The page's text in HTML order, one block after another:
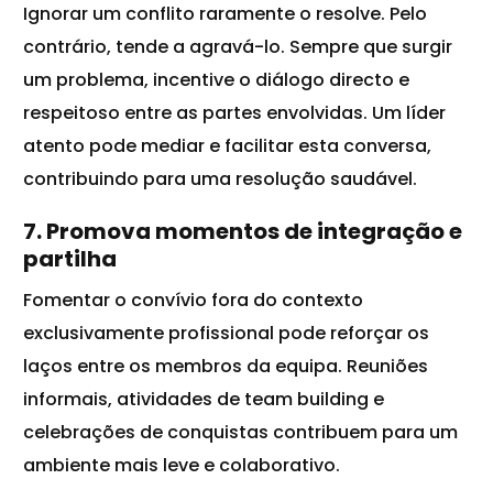
Ignorar um conflito raramente o resolve. Pelo
contrário, tende a agravá-lo. Sempre que surgir
um problema, incentive o diálogo directo e
respeitoso entre as partes envolvidas. Um líder
atento pode mediar e facilitar esta conversa,
contribuindo para uma resolução saudável.
7. Promova momentos de integração e
partilha
Fomentar o convívio fora do contexto
exclusivamente profissional pode reforçar os
laços entre os membros da equipa. Reuniões
informais, atividades de team building e
celebrações de conquistas contribuem para um
ambiente mais leve e colaborativo.